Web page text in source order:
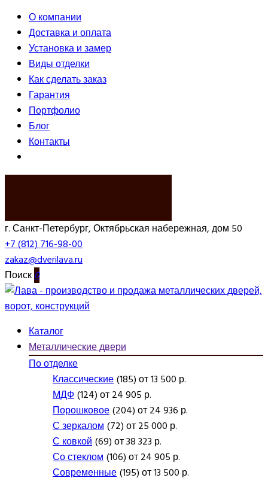
О компании
Доставка и оплата
Установка и замер
Виды отделки
Как сделать заказ
Гарантия
Портфолио
Блог
Контакты
г. Санкт-Петербург, Октябрьская набережная, дом 50
+7 (812) 716-98-00
zakaz@dverilava.ru
Поиск0
Каталог
Металлические двери
По отделке
Классические(185) от 13 500 р.
МДФ(124) от 24 905 р.
Порошковое(204) от 24 936 р.
С зеркалом(72) от 25 000 р.
С ковкой(69) от 38 323 р.
Со стеклом(106) от 24 905 р.
Современные(195) от 13 500 р.